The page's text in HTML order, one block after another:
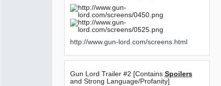
http://www.gun-lord.com/screens.html
Gun Lord Trailer #2 [Contains Spoilers
and Strong Language/Profanity]